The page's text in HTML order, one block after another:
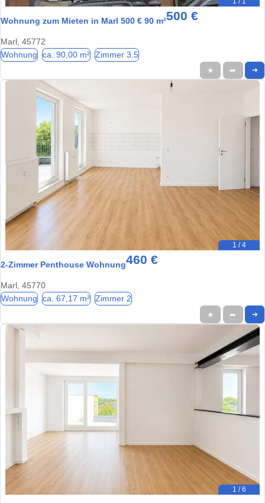
Wohnung zum Mieten in Marl 500 € 90 m²500 €
Marl, 45772
Wohnung ca. 90,00 m² Zimmer 3.5
★ ➦ ➜
1 / 4
2-Zimmer Penthouse Wohnung460 €
Marl, 45770
Wohnung ca. 67,17 m² Zimmer 2
★ ➦ ➜
1 / 6